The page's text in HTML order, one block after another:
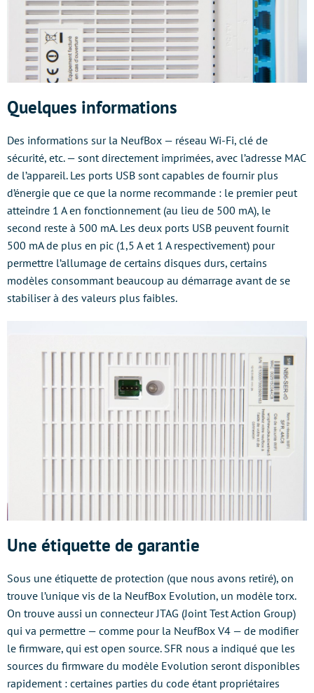
Quelques informations
Des informations sur la NeufBox — réseau Wi-Fi, clé de
sécurité, etc. — sont directement imprimées, avec l’adresse MAC
de l’appareil. Les ports USB sont capables de fournir plus
d’énergie que ce que la norme recommande : le premier peut
atteindre 1 A en fonctionnement (au lieu de 500 mA), le
second reste à 500 mA. Les deux ports USB peuvent fournit
500 mA de plus en pic (1,5 A et 1 A respectivement) pour
permettre l’allumage de certains disques durs, certains
modèles consommant beaucoup au démarrage avant de se
stabiliser à des valeurs plus faibles.
Une étiquette de garantie
Sous une étiquette de protection (que nous avons retiré), on
trouve l’unique vis de la NeufBox Evolution, un modèle torx.
On trouve aussi un connecteur JTAG (Joint Test Action Group)
qui va permettre — comme pour la NeufBox V4 — de modifier
le firmware, qui est open source. SFR nous a indiqué que les
sources du firmware du modèle Evolution seront disponibles
rapidement : certaines parties du code étant propriétaires